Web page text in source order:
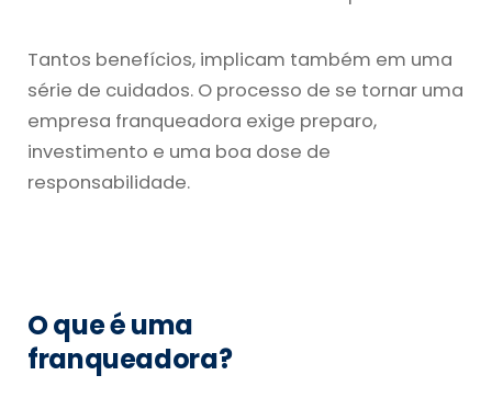
Tantos benefícios, implicam também em uma
série de cuidados. O processo de se tornar uma
empresa franqueadora exige preparo,
investimento e uma boa dose de
responsabilidade.
O que é uma
franqueadora?